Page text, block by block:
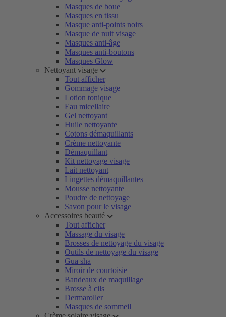
Masques de boue
Masques en tissu
Masque anti-points noirs
Masque de nuit visage
Masques anti-âge
Masques anti-boutons
Masques Glow
Nettoyant visage
Tout afficher
Gommage visage
Lotion tonique
Eau micellaire
Gel nettoyant
Huile nettoyante
Cotons démaquillants
Crème nettoyante
Démaquillant
Kit nettoyage visage
Lait nettoyant
Lingettes démaquillantes
Mousse nettoyante
Poudre de nettoyage
Savon pour le visage
Accessoires beauté
Tout afficher
Massage du visage
Brosses de nettoyage du visage
Outils de nettoyage du visage
Gua sha
Miroir de courtoisie
Bandeaux de maquillage
Brosse à cils
Dermaroller
Masques de sommeil